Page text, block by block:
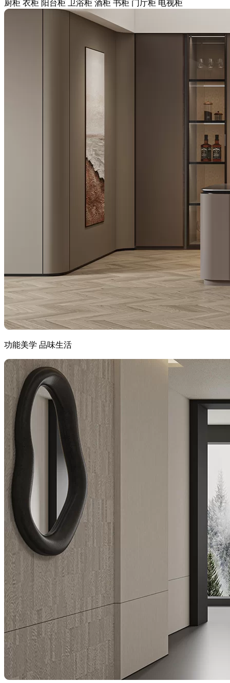
厨柜 衣柜 阳台柜 卫浴柜 酒柜 书柜 门厅柜 电视柜
功能美学 品味生活